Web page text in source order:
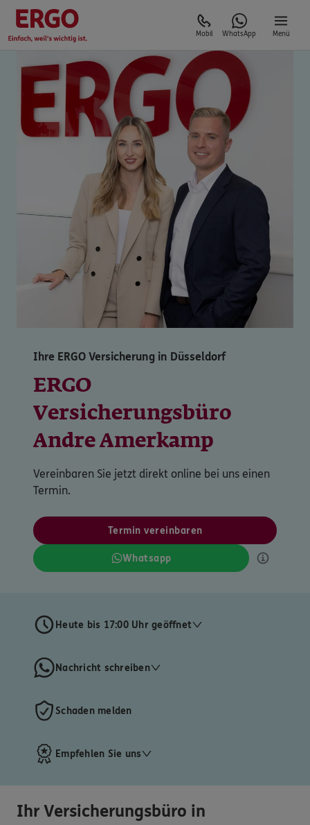
Mobil WhatsApp Menü
Ihre ERGO Versicherung in Düsseldorf
ERGO
Versicherungsbüro
Andre Amerkamp
Vereinbaren Sie jetzt direkt online bei uns einen
Termin.
Termin vereinbaren
Whatsapp
Heute bis 17:00 Uhr geöffnet
Nachricht schreiben
Schaden melden
Empfehlen Sie uns
Ihr Versicherungsbüro in